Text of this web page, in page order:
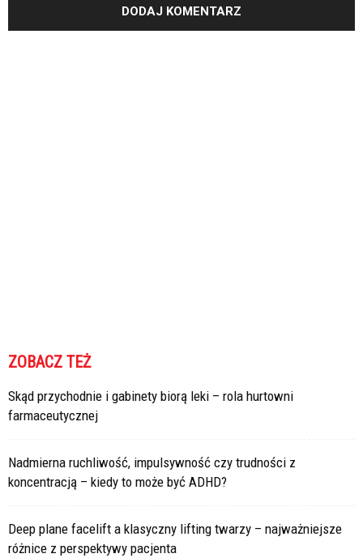
ZOBACZ TEŻ
Skąd przychodnie i gabinety biorą leki – rola hurtowni
farmaceutycznej
Nadmierna ruchliwość, impulsywność czy trudności z
koncentracją – kiedy to może być ADHD?
Deep plane facelift a klasyczny lifting twarzy – najważniejsze
różnice z perspektywy pacjenta